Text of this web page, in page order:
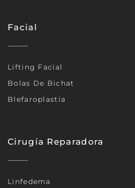
Facial
Lifting Facial
Bolas De Bichat
Blefaroplastia
Cirugía Reparadora
Linfedema